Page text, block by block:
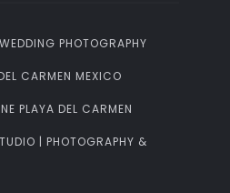
PHOTOGRAPHY
CARMEN MEXICO
PLAYA DEL CARMEN
| PHOTOGRAPHY &